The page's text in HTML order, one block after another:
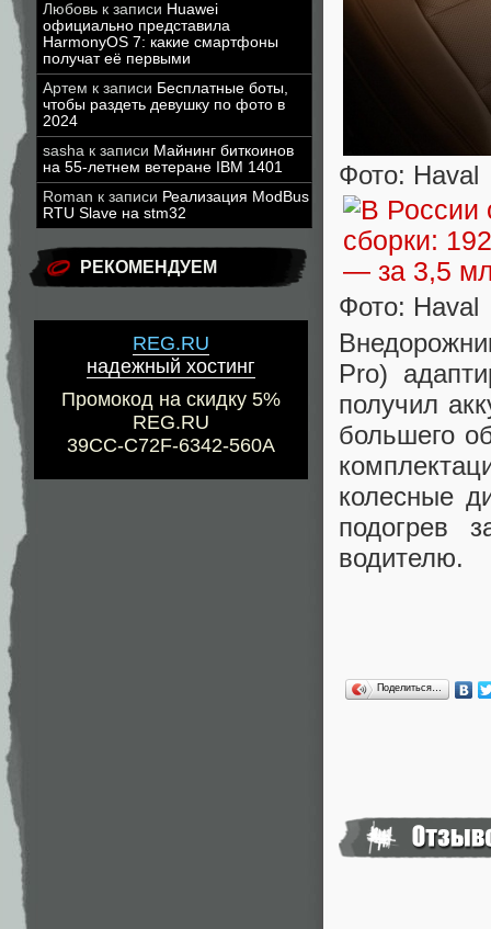
Любовь к записи Huawei
официально представила
HarmonyOS 7: какие смартфоны
получат её первыми
Артем к записи Бесплатные боты,
чтобы раздеть девушку по фото в
2024
sasha к записи Майнинг биткоинов
на 55-летнем ветеране IBM 1401
Roman к записи Реализация ModBus
RTU Slave на stm32
РЕКОМЕНДУЕМ
REG.RU
надежный хостинг
Промокод на скидку 5%
REG.RU
39CC-C72F-6342-560A
Фото: Haval
Фото: Haval
Pro)
получил
большего
колесные
подогрев
водителю.
Поделиться…